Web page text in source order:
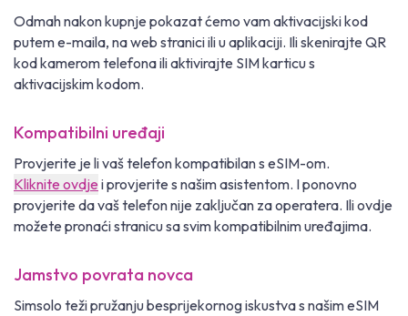
Odmah nakon kupnje pokazat ćemo vam aktivacijski kod
putem e-maila, na web stranici ili u aplikaciji. Ili skenirajte QR
kod kamerom telefona ili aktivirajte SIM karticu s
aktivacijskim kodom.
Kompatibilni uređaji
Provjerite je li vaš telefon kompatibilan s eSIM-om.
Kliknite ovdje i provjerite s našim asistentom. I ponovno
provjerite da vaš telefon nije zaključan za operatera. Ili ovdje
možete pronaći stranicu sa svim kompatibilnim uređajima.
Jamstvo povrata novca
Simsolo teži pružanju besprijekornog iskustva s našim eSIM